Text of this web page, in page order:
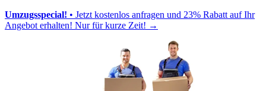
Umzugsspecial! • Jetzt kostenlos anfragen und 23% Rabatt auf Ihr
Angebot erhalten! Nur für kurze Zeit! →